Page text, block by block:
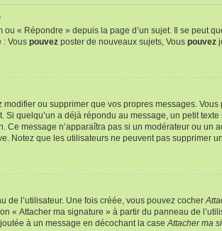
« Répondre » depuis la page d’un sujet. Il se peut
: Vous pouvez poster de nouveaux sujets, Vous pouvez
modifier ou supprimer que vos propres messages.
quelqu’un a déjà répondu au message, un petit
Ce message n’apparaîtra pas si un modérateur ou
Notez que les utilisateurs ne peuvent pas supprimer
de l’utilisateur. Une fois créée, vous pouvez cocher
« Attacher ma signature » à partir du panneau de
à un message en décochant la case Attacher ma